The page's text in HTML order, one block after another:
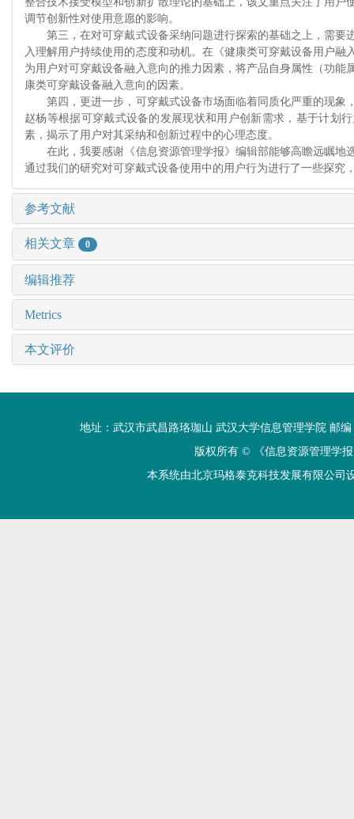
调节创新性对使用意愿的影响。
第三，在对可穿戴式设备采纳问题进行探索的基础之上，需要
入理解用户持续使用的态度和动机。在《健康类可穿戴设备用户
为用户对可穿戴设备融入意向的推力因素，将产品自身属性（功
康类可穿戴设备融入意向的因素。
第四，更进一步，可穿戴式设备市场面临着同质化严重的现象
赵杨等根据可穿戴式设备的发展现状和用户创新需求，基于计划
素，揭示了用户对其采纳和创新过程中的心理态度。
在此，我要感谢《信息资源管理学报》编辑部能够高瞻远瞩地
通过我们的研究对可穿戴式设备使用中的用户行为进行了一些探
参考文献
相关文章 0
编辑推荐
Metrics
本文评价
地址：武汉市武昌路珞珈山 武汉大学信息管理学院 邮编
版权所有 ©
《信息资源管理学
本系统由北京玛格泰克科技发展有限公司